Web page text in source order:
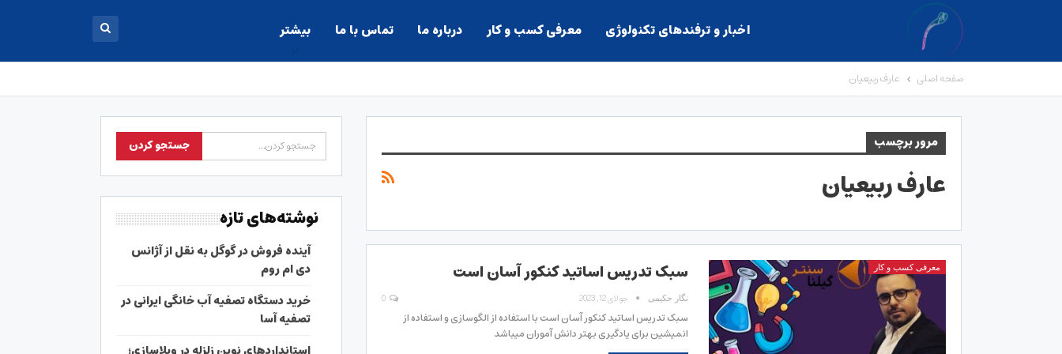
اخبار و ترفندهای تکنولوژی معرفی کسب و کار درباره ما تماس با ما بیشتر
صفحه اصلی عارف ربیعیان
مرور برچسب
عارف ربیعیان
معرفی کسب و کار سبک تدریس اساتید کنکور آسان است
نگار حکیمی جولای 12, 2023
سبک تدریس اساتید کنکور آسان است با استفاده از الگوسازی و استفاده از
انمیشین برای یادگیری بهتر دانش آموران میباشد
نوشته‌های تازه
آینده فروش در گوگل به نقل از آژانس
دی ام روم
خرید دستگاه تصفیه آب خانگی ایرانی در
تصفیه آسا